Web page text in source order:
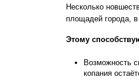
Несколько
площадей города, в
Этому
Возможность
копания